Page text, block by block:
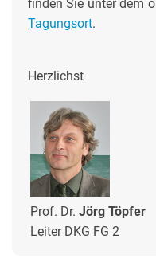
finden Sie unter dem
Tagungsort.
Herzlichst
Prof. Dr. Jörg Töpfer
Leiter DKG FG 2